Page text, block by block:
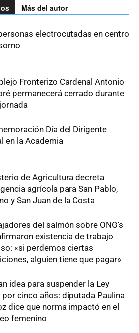
Más del autor
electrocutadas en centro
Fronterizo Cardenal Antonio
permanecerá cerrado durante
Día del Dirigente
en la Academia
de Agricultura decreta
agrícola para San Pablo,
y San Juan de la Costa
del salmón sobre ONG’s
existencia de trabajo
«si perdemos ciertas
alguien tiene que pagar»
idea para suspender la Ley
por cinco años: diputada Paulina
dice que norma impactó en el
femenino